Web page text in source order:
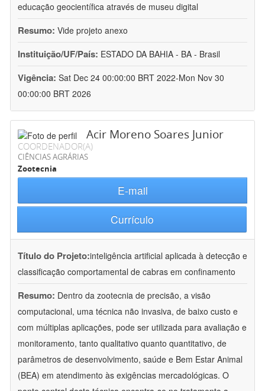
educação geocientífica através de museu digital
Resumo: Vide projeto anexo
Instituição/UF/País: ESTADO DA BAHIA - BA - Brasil
Vigência: Sat Dec 24 00:00:00 BRT 2022-Mon Nov 30
00:00:00 BRT 2026
Acir Moreno Soares Junior
COORDENADOR(A)
CIÊNCIAS AGRÁRIAS
Zootecnia
E-mail
Currículo
Título do Projeto:inteligência artificial aplicada à detecção e
classificação comportamental de cabras em confinamento
Resumo: Dentro da zootecnia de precisão, a visão
computacional, uma técnica não invasiva, de baixo custo e
com múltiplas aplicações, pode ser utilizada para avaliação e
monitoramento, tanto qualitativo quanto quantitativo, de
parâmetros de desenvolvimento, saúde e Bem Estar Animal
(BEA) em atendimento às exigências mercadológicas. O